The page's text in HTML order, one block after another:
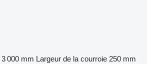
3 000 mm Largeur de la courroie 250 mm